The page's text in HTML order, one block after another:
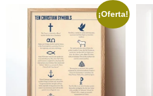
¡Oferta!